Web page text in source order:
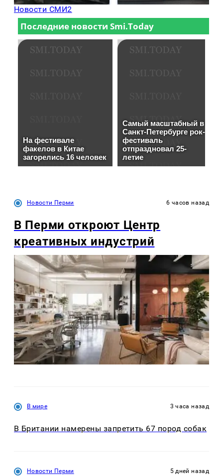
Новости СМИ2
Новости Перми 6 часов назад
В Перми откроют Центр
креативных индустрий
В мире 3 часа назад
В Британии намерены запретить 67 пород собак
Новости Перми 5 дней назад